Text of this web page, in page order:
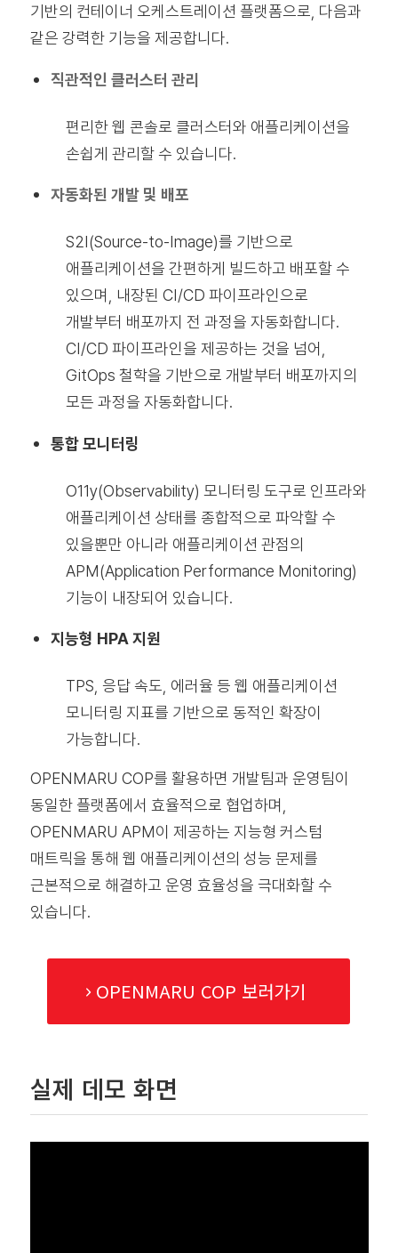
기반의 컨테이너 오케스트레이션 플랫폼으로, 다음과
같은 강력한 기능을 제공합니다.
직관적인 클러스터 관리
편리한 웹 콘솔로 클러스터와 애플리케이션을
손쉽게 관리할 수 있습니다.
자동화된 개발 및 배포
S2I(Source-to-Image)를 기반으로
애플리케이션을 간편하게 빌드하고 배포할 수
있으며, 내장된 CI/CD 파이프라인으로
개발부터 배포까지 전 과정을 자동화합니다.
CI/CD 파이프라인을 제공하는 것을 넘어,
GitOps 철학을 기반으로 개발부터 배포까지의
모든 과정을 자동화합니다.
통합 모니터링
O11y(Observability) 모니터링 도구로 인프라와
애플리케이션 상태를 종합적으로 파악할 수
있을뿐만 아니라 애플리케이션 관점의
APM(Application Performance Monitoring)
기능이 내장되어 있습니다.
지능형 HPA 지원
TPS, 응답 속도, 에러율 등 웹 애플리케이션
모니터링 지표를 기반으로 동적인 확장이
가능합니다.
OPENMARU COP를 활용하면 개발팀과 운영팀이
동일한 플랫폼에서 효율적으로 협업하며,
OPENMARU APM이 제공하는 지능형 커스텀
매트릭을 통해 웹 애플리케이션의 성능 문제를
근본적으로 해결하고 운영 효율성을 극대화할 수
있습니다.
OPENMARU COP 보러가기
실제 데모 화면